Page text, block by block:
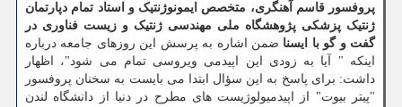
پروفسور قاسم آهنگری، متخصص ایمونوژنتیک و استاد تمام دپارتمان
ژنتیک پزشکی پژوهشگاه ملی مهندسی ژنتیک و زیست فناوری در
گفت و گو با ایسنا ضمن اشاره به پرسش این روزهای جامعه درباره
اینکه " آیا به زودی این اپیدمی ویروسی تمام می شود"، اظهار
داشت: برای پاسخ به این سؤال ابتدا می بایست به سخنان پروفسور
"پیتر بیوت" از اپیدمیولوژیست های مطرح در دنیا از دانشگاه لندن